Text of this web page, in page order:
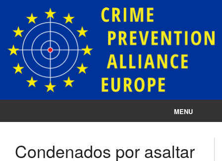
MENU
Datenschutz
Condenados por asaltar